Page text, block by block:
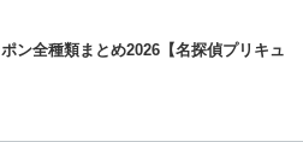
ン全種類まとめ2026【名探偵プリキュ